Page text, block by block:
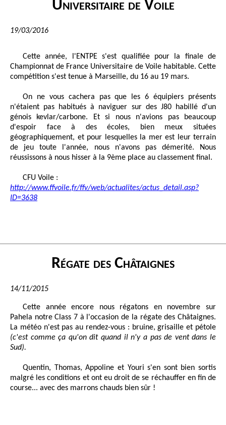
Universitaire de Voile
19/03/2016
Cette année, l'ENTPE s'est qualifiée pour la finale de
Championnat de France Universitaire de Voile habitable. Cette
compétition s'est tenue à Marseille, du 16 au 19 mars.
On ne vous cachera pas que les 6 équipiers présents
n'étaient pas habitués à naviguer sur des J80 habillé d'un
génois kevlar/carbone. Et si nous n'avions pas beaucoup
d'espoir face à des écoles, bien meux situées
géographiquement, et pour lesquelles la mer est leur terrain
de jeu toute l'année, nous n'avons pas démerité. Nous
réussissons à nous hisser à la 9ème place au classement final.
CFU Voile :
http://www.ffvoile.fr/ffv/web/actualites/actus_detail.asp?
ID=3638
Régate des Châtaignes
14/11/2015
Cette année encore nous régatons en novembre sur
Pahela notre Class 7 à l'occasion de la régate des Châtaignes.
La météo n'est pas au rendez-vous : bruine, grisaille et pétole
(c'est comme ça qu'on dit quand il n'y a pas de vent dans le
Sud).
Quentin, Thomas, Appoline et Youri s'en sont bien sortis
malgré les conditions et ont eu droit de se réchauffer en fin de
course... avec des marrons chauds bien sûr !